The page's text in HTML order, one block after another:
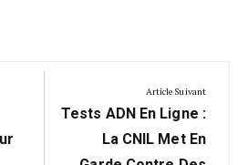
Article Suivant
Next
Tests ADN En Ligne :
La CNIL Met En